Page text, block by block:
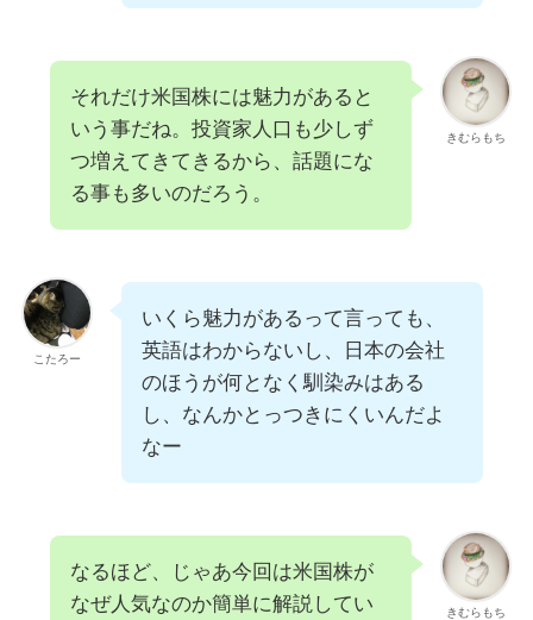
きむらもち
それだけ米国株には魅力があると
いう事だね。投資家人口も少しず
つ増えてきてきるから、話題にな
る事も多いのだろう。
こたろー
いくら魅力があるって言っても、
英語はわからないし、日本の会社
のほうが何となく馴染みはある
し、なんかとっつきにくいんだよ
なー
きむらもち
なるほど、じゃあ今回は米国株が
なぜ人気なのか簡単に解説してい